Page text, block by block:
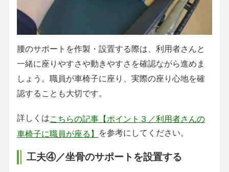
腰のサポートを作製・設置する際は、利用者さんと
一緒に座りやすさや動きやすさを確認ながら進めま
しょう。職員が車椅子に座り、実際の座り心地を確
認することも大切です。
詳しくは こちらの記事【ポイント３／利用者さんの
車椅子に職員が座る】
を参考にしてください。
工夫④／坐骨のサポートを設置する